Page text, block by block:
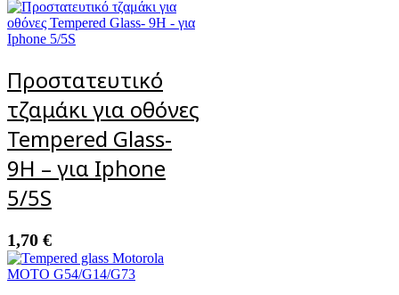
Προστατευτικό
τζαμάκι για οθόνες
Tempered Glass-
9H – για Iphone
5/5S
1,70 €